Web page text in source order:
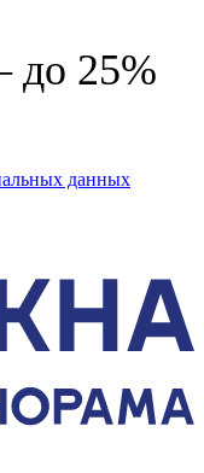
до 25%
данных